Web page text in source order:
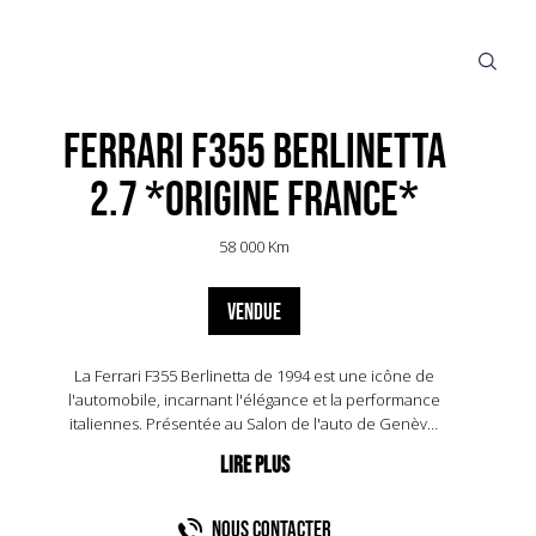
Ferrari F355 Berlinetta
2.7 *Origine France*
58 000 Km
VENDUE
La Ferrari F355 Berlinetta de 1994 est une icône de
l'automobile, incarnant l'élégance et la performance
italiennes. Présentée au Salon de l'auto de Genève,
Ferrari avec son moteur V8 de 3,5 litres, développant
km/h en seulement 4,7 secondes, la F355 allie